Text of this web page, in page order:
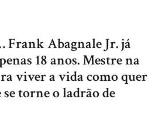
Frank Abagnale Jr. já
18 anos. Mestre na
viver a vida como quer
torne o ladrão de